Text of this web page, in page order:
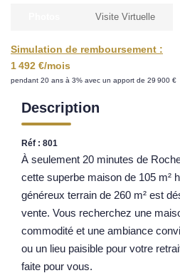
Notre Service
Guide Du
Qui Sommes
Notre
Nos
Simulation de remboursement :
1 492 €/mois
pendant 20 ans à 3% avec un apport de 29 900 €
Visite Virtuelle
Description
Réf : 801
À seulement 20 minutes de
cette superbe maison de 105 m²
généreux terrain de 260 m² est
vente. Vous recherchez une
commodité et une ambiance
ou un lieu paisible pour votre
faite pour vous.